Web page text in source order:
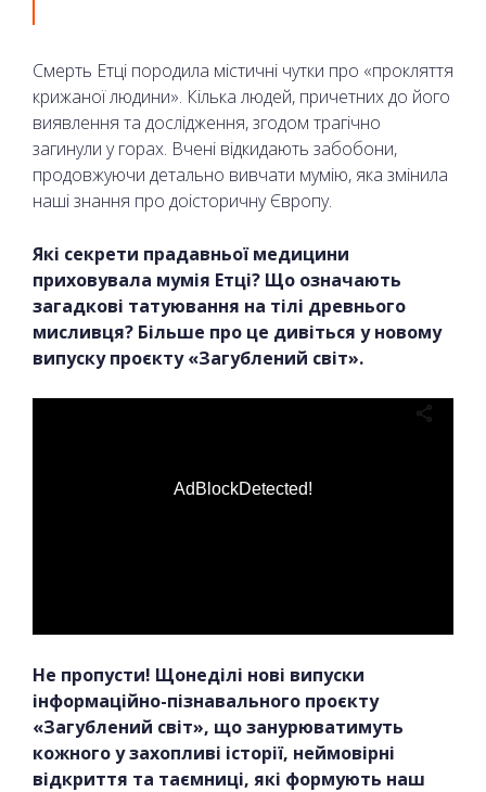
Смерть Етці породила містичні чутки про «прокляття
крижаної людини». Кілька людей, причетних до його
виявлення та дослідження, згодом трагічно
загинули у горах. Вчені відкидають забобони,
продовжуючи детально вивчати мумію, яка змінила
наші знання про доісторичну Європу.
Які секрети прадавньої медицини
приховувала мумія Етці? Що означають
загадкові татуювання на тілі древнього
мисливця? Більше про це дивіться у новому
випуску проєкту «Загублений світ».
AdBlockDetected!
Не пропусти! Щонеділі нові випуски
інформаційно-пізнавального проєкту
«Загублений світ», що занурюватимуть
кожного у захопливі історії, неймовірні
відкриття та таємниці, які формують наш